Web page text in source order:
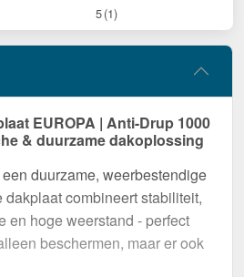
5(1)
EUROPA | Anti-Drup 1000
& duurzame dakoplossing
duurzame, weerbestendige
dakplaat combineert stabiliteit,
en hoge weerstand - perfect
beschermen, maar er ook